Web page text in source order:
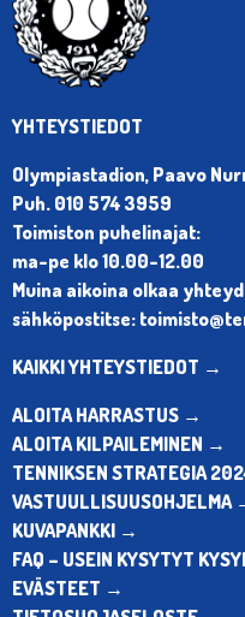
YHTEYSTIEDOT
Olympiastadion, Paavo
Puh. 010 574 3959
Toimiston puhelinajat:
ma-pe klo 10.00-12.00
Muina aikoina olkaa
sähköpostitse:
KAIKKI YHTEYSTIEDOT →
ALOITA HARRASTUS →
ALOITA KILPAILEMINEN →
TENNIKSEN STRATEGIA
VASTUULLISUUSOHJELMA
KUVAPANKKI →
FAQ – USEIN KYSYTYT
EVÄSTEET →